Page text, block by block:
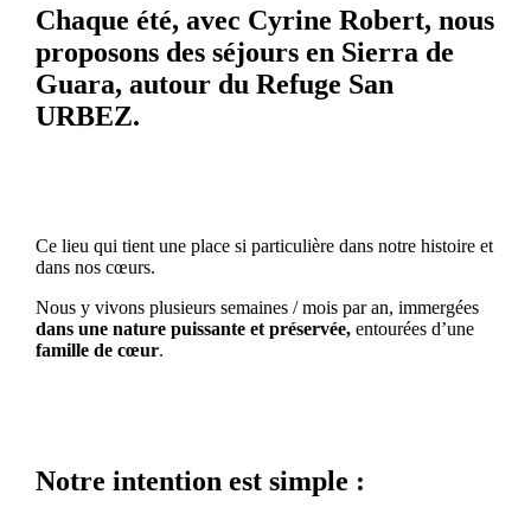
Chaque été, avec Cyrine Robert, nous
proposons des séjours en Sierra de
Guara, autour du Refuge San
URBEZ.
Ce lieu qui tient une place si particulière dans notre histoire et
dans nos cœurs.
Nous y vivons plusieurs semaines / mois par an, immergées
dans une nature puissante et préservée, entourées d’une
famille de cœur.
Notre intention est simple :